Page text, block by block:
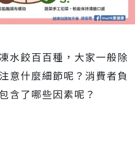
水餃百百種，大家一般除
意什麼細節呢？消費者負
含了哪些因素呢？